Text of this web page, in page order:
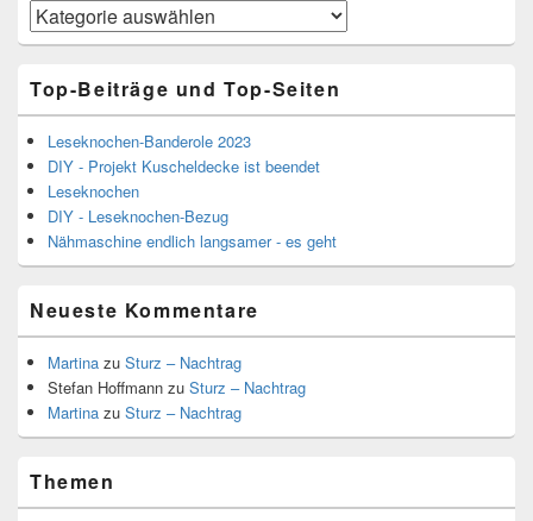
Kategorien
Top-Beiträge und Top-Seiten
Leseknochen-Banderole 2023
DIY - Projekt Kuscheldecke ist beendet
Leseknochen
DIY - Leseknochen-Bezug
Nähmaschine endlich langsamer - es geht
Neueste Kommentare
Martina zu Sturz – Nachtrag
Stefan Hoffmann zu Sturz – Nachtrag
Martina zu Sturz – Nachtrag
Themen